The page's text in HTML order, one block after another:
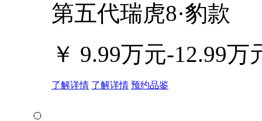
第五代瑞虎8·豹款
￥ 9.99万元-12.99万
了解详情 了解详情 预约品鉴